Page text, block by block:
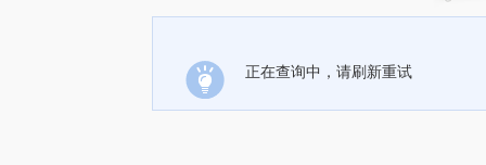
正在查询中，请刷新重试